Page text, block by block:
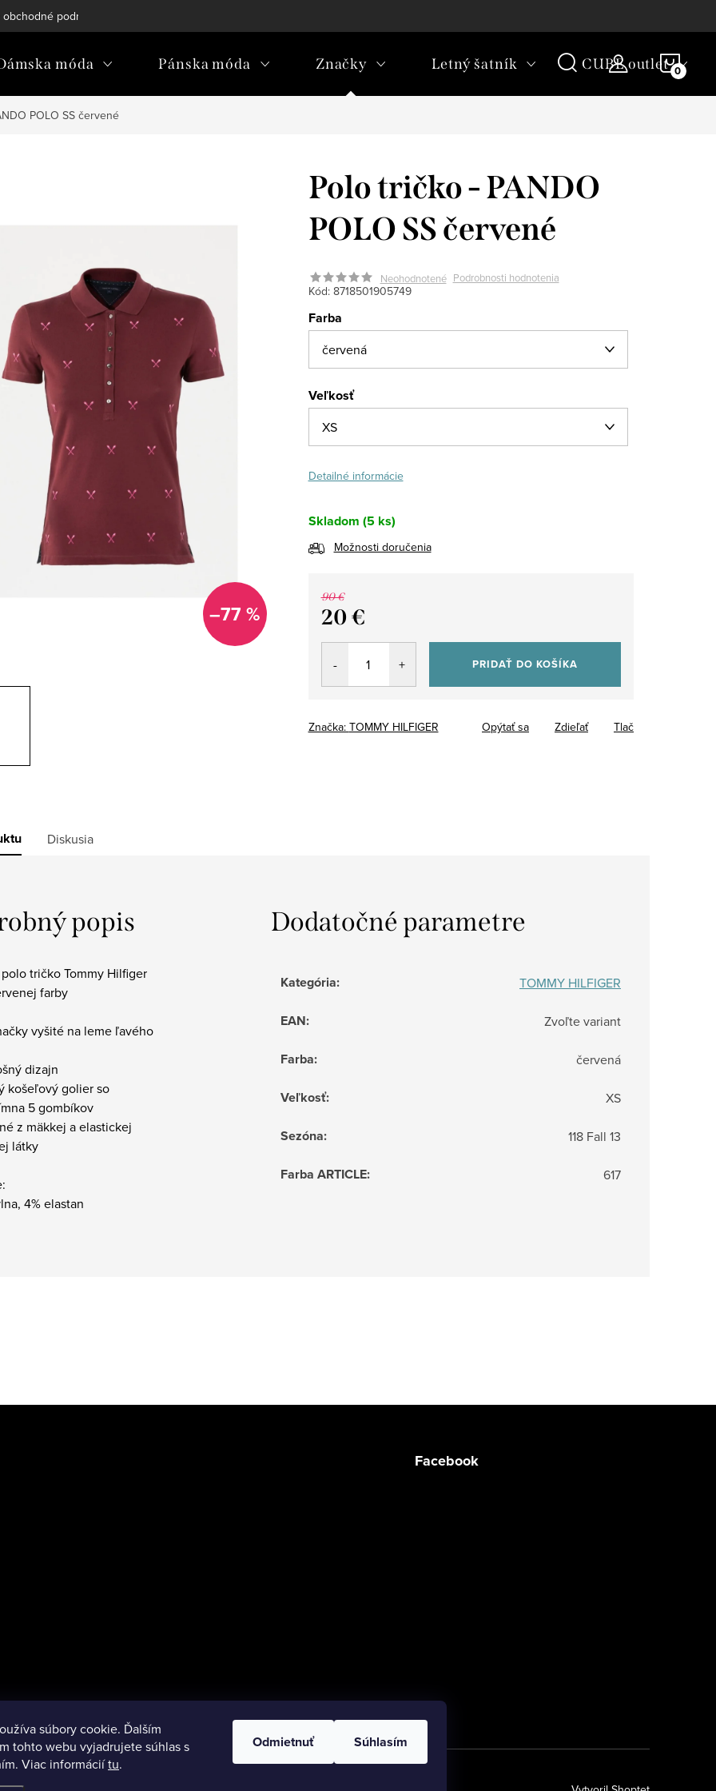
súbory cookie. Ďalším
tohto webu vyjadrujete súhlas s
Viac informáciítu.
Odmietnuť Súhlasím
podmienky
móda Pánska móda Značky Letný šatník CUBE outlet
POLO SS červené
–77 %
Polo tričko - PANDO
POLO SS červené
Neohodnotené Podrobnosti hodnotenia
Kód: 8718501905749
Farba
Veľkosť
Detailné informácie
Skladom (5 ks)
Možnosti doručenia
90 €
20 €
Jednotková
PRIDAŤ DO KOŠÍKA
Značka: TOMMY HILFIGER Tlač
Opýtať sa Zdieľať
Diskusia
popis
tričko Tommy Hilfiger
farby
vyšité na leme ľavého
dizajn
košeľový golier so
5 gombíkov
z mäkkej a elastickej
látky
4% elastan
Dodatočné parametre
Kategória: TOMMY HILFIGER
EAN: Zvoľte variant
Farba: červená
Veľkosť: XS
Sezóna: 118 Fall 13
Farba ARTICLE: 617
Facebook